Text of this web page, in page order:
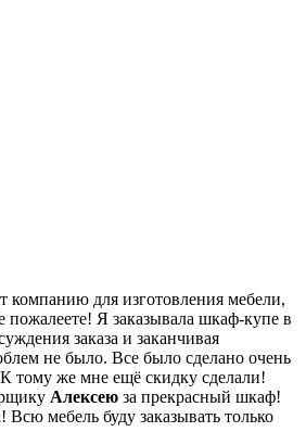
компанию для изготовления мебели,
Я заказывала шкаф-купе в
заказа и заканчивая
не было. Все было сделано очень
тому же мне ещё скидку сделали!
Алексею за прекрасный шкаф!
Всю мебель буду заказывать только